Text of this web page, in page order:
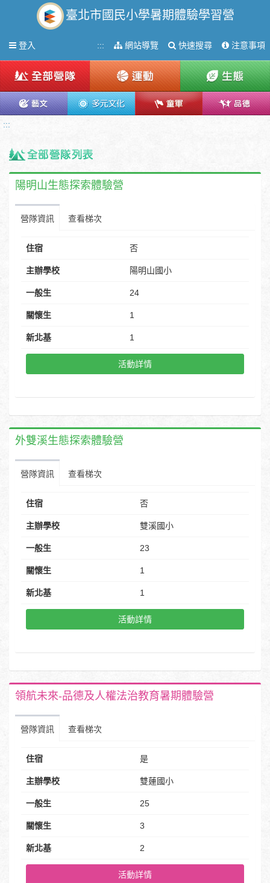
臺北市國民小學暑期體驗學習營
Toggle
登入 ::: 網站導覽 快速搜尋 注意事項
:::
陽明山生態探索體驗營
營隊資訊 查看梯次
住宿 否
主辦學校 陽明山國小
一般生 24
關懷生 1
新北基 1
活動詳情
外雙溪生態探索體驗營
營隊資訊 查看梯次
住宿 否
主辦學校 雙溪國小
一般生 23
關懷生 1
新北基 1
活動詳情
領航未來-品德及人權法治教育暑期體驗營
營隊資訊 查看梯次
住宿 是
主辦學校 雙蓮國小
一般生 25
關懷生 3
新北基 2
活動詳情